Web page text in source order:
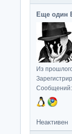
Еще один
Из
Сообщений:
Неактивен